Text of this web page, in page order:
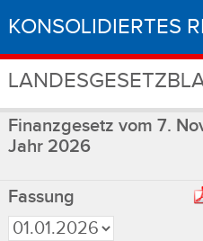
KONSOLIDIERTES
Finanzgesetz vom 7.
Jahr 2026
Fassung